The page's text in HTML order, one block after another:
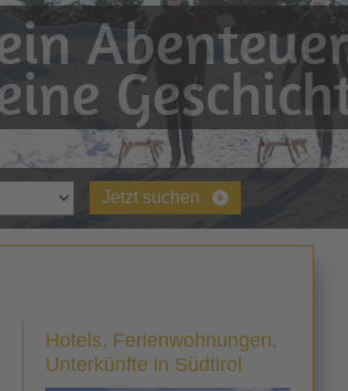
Jetzt suchen
Hotels, Ferienwohnungen,
Unterkünfte in Südtirol